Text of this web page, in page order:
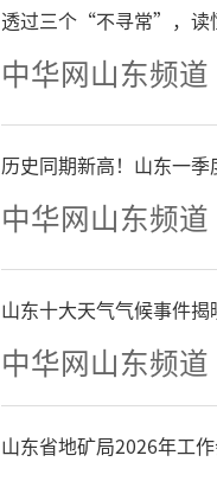
起，新冠
后如何收
从7月15起
秀区一社
另有
人员表示
暂时取消
透过三个“不寻常”，读
中华网山东频道
历史同期新高！山东一
中华网山东频道
山东十大天气气候事件
中华网山东频道
山东省地矿局2026年工